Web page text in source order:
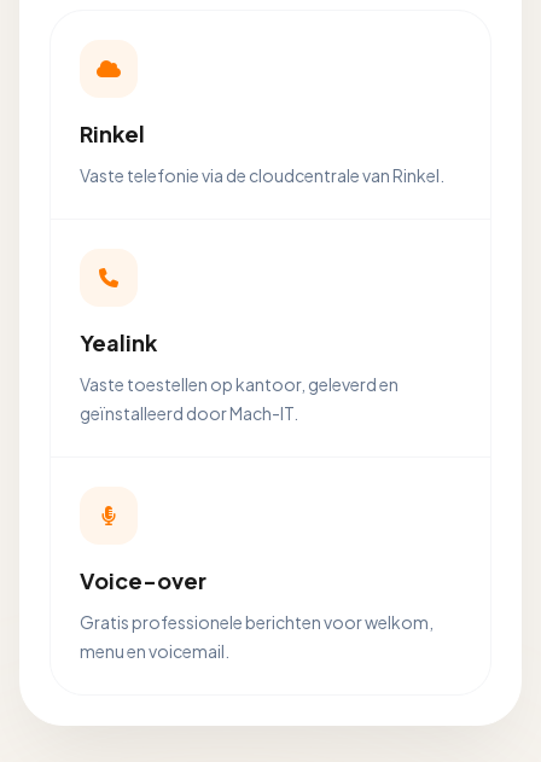
Rinkel
Vaste telefonie via de cloudcentrale van Rinkel.
Yealink
Vaste toestellen op kantoor, geleverd en
geïnstalleerd door Mach-IT.
Voice-over
Gratis professionele berichten voor welkom,
menu en voicemail.